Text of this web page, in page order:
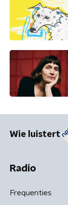
Wie luistert
Radio
Frequenties